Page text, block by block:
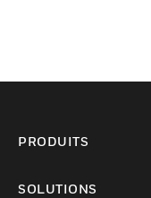
PRODUITS
SOLUTIONS